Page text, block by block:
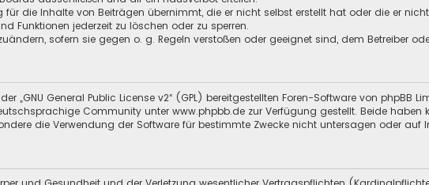
für die Inhalte von Beiträgen übernimmt, die er nicht selbst erstellt hat oder die er
Funktionen jederzeit zu löschen oder zu sperren.
sofern sie gegen o. g. Regeln verstoßen oder geeignet sind, dem Betreiber
„GNU General Public License v2“ (GPL) bereitgestellten Foren-Software von phpBB
Community unter www.phpbb.de zur Verfügung gestellt. Beide haben
die Verwendung der Software für bestimmte Zwecke nicht untersagen oder auf